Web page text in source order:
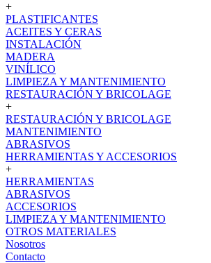
+
PLASTIFICANTES
ACEITES Y CERAS
INSTALACIÓN
MADERA
VINÍLICO
LIMPIEZA Y MANTENIMIENTO
RESTAURACIÓN Y BRICOLAGE
+
RESTAURACIÓN Y BRICOLAGE
MANTENIMIENTO
ABRASIVOS
HERRAMIENTAS Y ACCESORIOS
+
HERRAMIENTAS
ABRASIVOS
ACCESORIOS
LIMPIEZA Y MANTENIMIENTO
OTROS MATERIALES
Nosotros
Contacto